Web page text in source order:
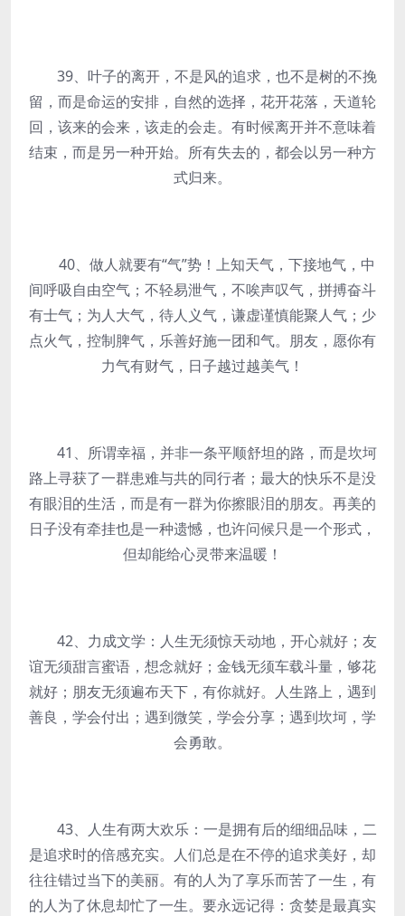
39、叶子的离开，不是风的追求，也不是树的不挽
留，而是命运的安排，自然的选择，花开花落，天道轮
回，该来的会来，该走的会走。有时候离开并不意味着
结束，而是另一种开始。所有失去的，都会以另一种方
式归来。
40、做人就要有“气”势！上知天气，下接地气，中
间呼吸自由空气；不轻易泄气，不唉声叹气，拼搏奋斗
有士气；为人大气，待人义气，谦虚谨慎能聚人气；少
点火气，控制脾气，乐善好施一团和气。朋友，愿你有
力气有财气，日子越过越美气！
41、所谓幸福，并非一条平顺舒坦的路，而是坎坷
路上寻获了一群患难与共的同行者；最大的快乐不是没
有眼泪的生活，而是有一群为你擦眼泪的朋友。再美的
日子没有牵挂也是一种遗憾，也许问候只是一个形式，
但却能给心灵带来温暖！
42、力成文学：人生无须惊天动地，开心就好；友
谊无须甜言蜜语，想念就好；金钱无须车载斗量，够花
就好；朋友无须遍布天下，有你就好。人生路上，遇到
善良，学会付出；遇到微笑，学会分享；遇到坎坷，学
会勇敢。
43、人生有两大欢乐：一是拥有后的细细品味，二
是追求时的倍感充实。人们总是在不停的追求美好，却
往往错过当下的美丽。有的人为了享乐而苦了一生，有
的人为了休息却忙了一生。要永远记得：贪婪是最真实